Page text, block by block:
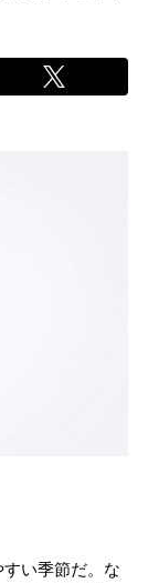
い季節だ。な